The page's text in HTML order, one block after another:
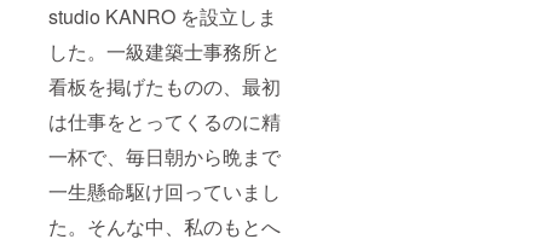
studio KANRO を設立しま
した。一級建築士事務所と
看板を掲げたものの、最初
は仕事をとってくるのに精
一杯で、毎日朝から晩まで
一生懸命駆け回っていまし
た。そんな中、私のもとへ